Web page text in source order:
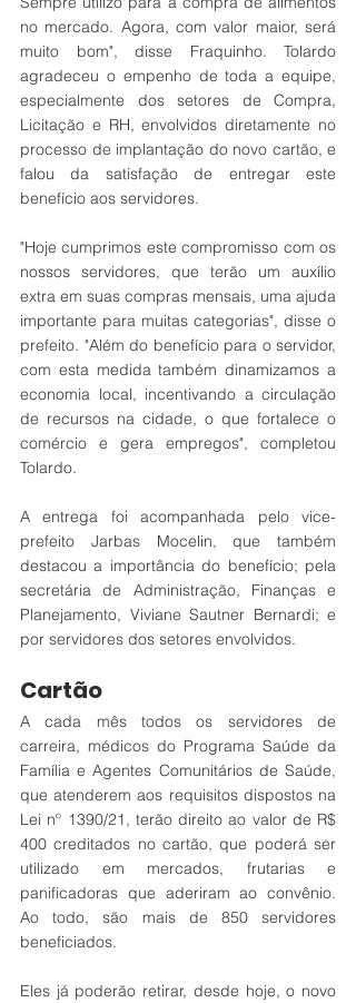
no mercado. Agora, com valor maior, será
muito bom", disse Fraquinho. Tolardo
agradeceu o empenho de toda a equipe,
especialmente dos setores de Compra,
Licitação e RH, envolvidos diretamente no
processo de implantação do novo cartão, e
falou da satisfação de entregar este
benefício aos servidores.
"Hoje cumprimos este compromisso com os
nossos servidores, que terão um auxílio
extra em suas compras mensais, uma ajuda
importante para muitas categorias", disse o
prefeito. "Além do benefício para o servidor,
com esta medida também dinamizamos a
economia local, incentivando a circulação
de recursos na cidade, o que fortalece o
comércio e gera empregos", completou
Tolardo.
A entrega foi acompanhada pelo vice-
prefeito Jarbas Mocelin, que também
destacou a importância do benefício; pela
secretária de Administração, Finanças e
Planejamento, Viviane Sautner Bernardi; e
por servidores dos setores envolvidos.
A cada mês todos os servidores de
carreira, médicos do Programa Saúde da
Família e Agentes Comunitários de Saúde,
que atenderem aos requisitos dispostos na
Lei nº 1390/21, terão direito ao valor de R$
400 creditados no cartão, que poderá ser
utilizado em mercados, frutarias e
panificadoras que aderiram ao convênio.
Ao todo, são mais de 850 servidores
beneficiados.
Eles já poderão retirar, desde hoje, o novo